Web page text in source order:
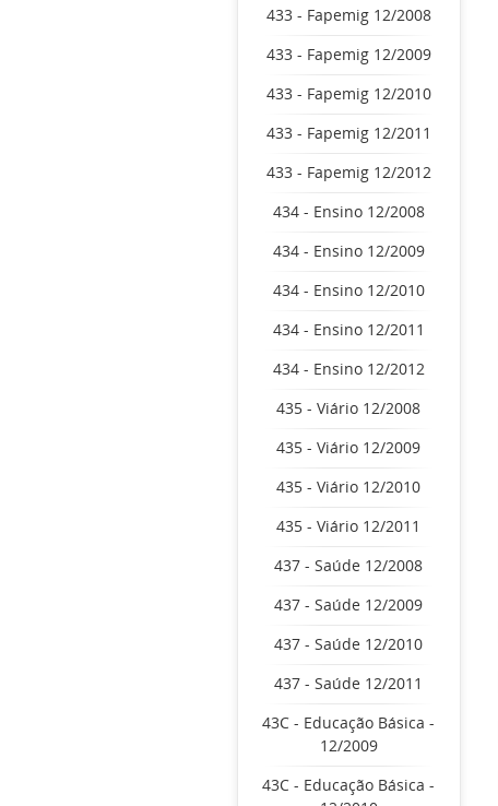
433 - Fapemig 12/2008
433 - Fapemig 12/2009
433 - Fapemig 12/2010
433 - Fapemig 12/2011
433 - Fapemig 12/2012
434 - Ensino 12/2008
434 - Ensino 12/2009
434 - Ensino 12/2010
434 - Ensino 12/2011
434 - Ensino 12/2012
435 - Viário 12/2008
435 - Viário 12/2009
435 - Viário 12/2010
435 - Viário 12/2011
437 - Saúde 12/2008
437 - Saúde 12/2009
437 - Saúde 12/2010
437 - Saúde 12/2011
43C - Educação Básica -
12/2009
43C - Educação Básica -